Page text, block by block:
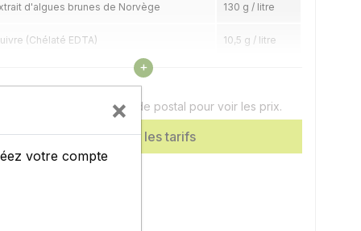
d'algues brunes de Norvège 130 g / litre
(Chélaté EDTA) 10,5 g / litre
14 g / litre
Voir les caractéristiques
+
renseigner votre code postal pour voir les prix.
Afficher les tarifs
×
votre compte